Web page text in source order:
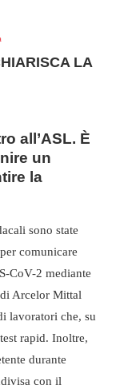
LA
all’ASL. È
un
la
sono state
comunicare
CoV-2 mediante
Arcelor Mittal
lavoratori che, su
rapid. Inoltre,
durante
con il